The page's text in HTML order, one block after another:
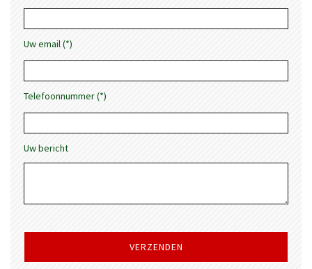
Uw email (*)
Telefoonnummer (*)
Uw bericht